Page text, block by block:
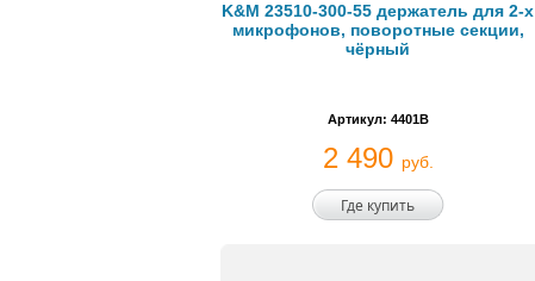
K&M 23510-300-55 держатель для 2-х
микрофонов, поворотные секции,
чёрный
Артикул: 4401B
2 490 руб.
Где купить